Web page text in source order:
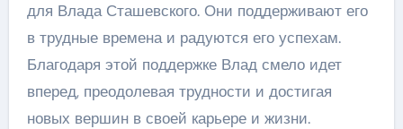
для Влада Сташевского. Они поддерживают его
в трудные времена и радуются его успехам.
Благодаря этой поддержке Влад смело идет
вперед, преодолевая трудности и достигая
новых вершин в своей карьере и жизни.